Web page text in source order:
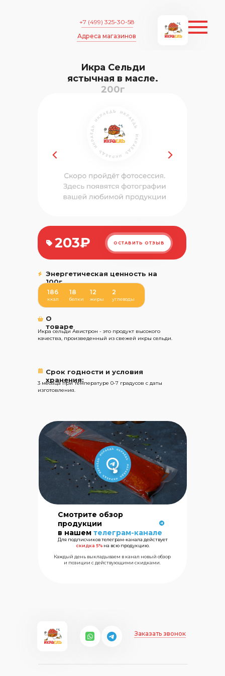
+7 (499) 325-30-58
Адреса магазинов
Икра Сельди
ястычная в масле.
200г
Энергетическая ценность на
100г
О
товаре
Срок годности и условия
хранения:
ккал жиры
белки углеводы
186 12
18 2
Икра сельди Авистрон - это продукт высокого
качества, произведенный из свежей икры сельди.
3 месяца при температуре 0-7 градусов с даты
изготовления.
Для подписчиков телеграм-канала действует
скидка 5% на всю продукцию.
Каждый день выкладываем в канал новый обзор
и позиции с действующими скидками.
Смотрите обзор
продукции
в нашем телеграм-канале
203₽ ОСТАВИТЬ ОТЗЫВ
Сеть магазинов
морских
деликатесов
Заказать звонок